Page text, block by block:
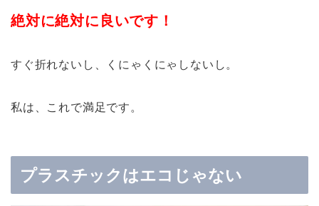
絶対に絶対に良いです！
すぐ折れないし、くにゃくにゃしないし。
私は、これで満足です。
プラスチックはエコじゃない